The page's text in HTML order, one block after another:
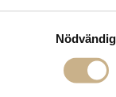
Nödvändig